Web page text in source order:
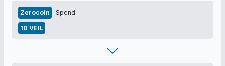
Zerocoin Spend
10 VEIL